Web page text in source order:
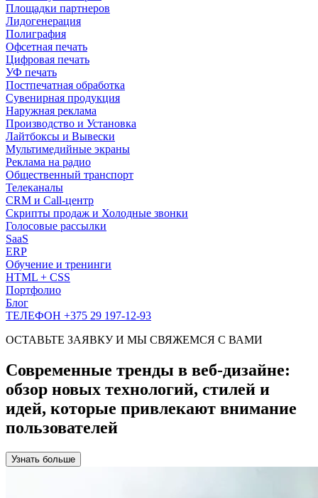
Площадки партнеров
Лидогенерация
Полиграфия
Офсетная печать
Цифровая печать
УФ печать
Постпечатная обработка
Сувенирная продукция
Наружная реклама
Производство и Установка
Лайтбоксы и Вывески
Мультимедийные экраны
Реклама на радио
Общественный транспорт
Телеканалы
CRM и Call-центр
Скрипты продаж и Холодные звонки
Голосовые рассылки
SaaS
ERP
Обучение и тренинги
HTML + CSS
Портфолио
Блог
ТЕЛЕФОН +375 29 197-12-93
ОСТАВЬТЕ ЗАЯВКУ И МЫ СВЯЖЕМСЯ С ВАМИ
Современные тренды в веб-дизайне:
обзор новых технологий, стилей и
идей, которые привлекают внимание
пользователей
Узнать больше